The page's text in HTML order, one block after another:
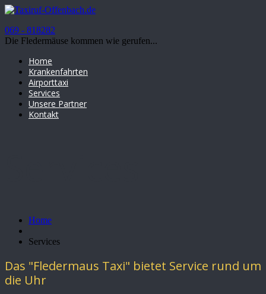
069 - 818282
Die Fledermäuse kommen wie gerufen...
Home
Krankenfahrten
Airporttaxi
Services
Unsere Partner
Kontakt
Home
Services
Das "Fledermaus Taxi" bietet Service rund um
die Uhr